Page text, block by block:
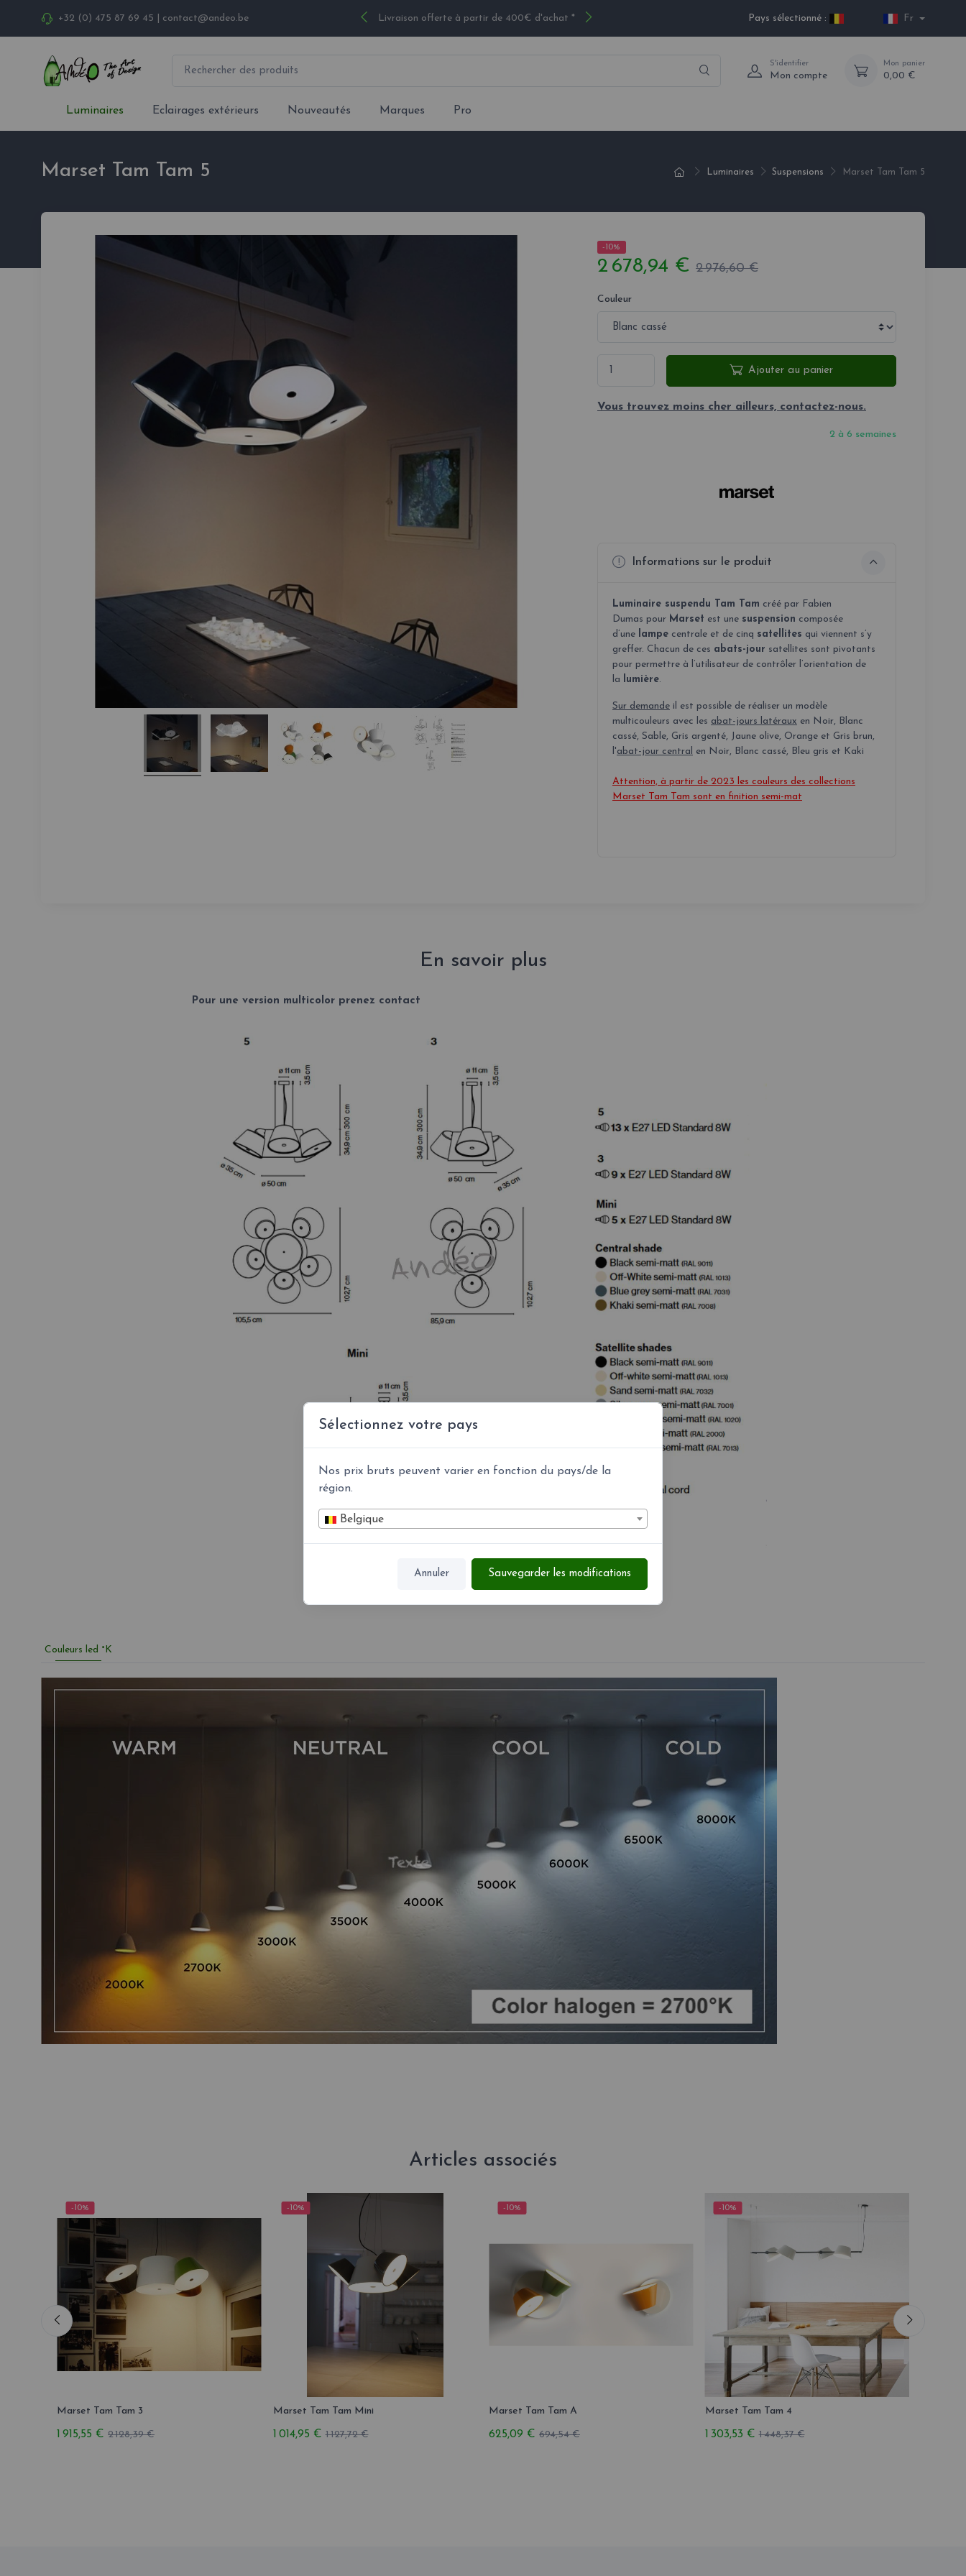
Sélectionnez votre pays
Nos prix bruts peuvent varier en fonction du pays/de la
région.
Belgique
Annuler Sauvegarder les modifications
+32 (0) 475 87 69 45 contact@andeo.be Livraison offerte à partir de 400€ d'achat * Pays sélectionné : Fr
S'identifier
Mon compte
Mon panier
0,00 €
Luminaires Eclairages extérieurs Nouveautés Marques Pro
Luminaires Suspensions Marset Tam Tam 5
Marset Tam Tam 5
-10%
2 678,94 € 2 976,60 €
Couleur
Ajouter au panier
Vous trouvez moins cher ailleurs, contactez-nous.
2 à 6 semaines
Informations sur le produit
Luminaire suspendu Tam Tam créé par Fabien
Dumas pour Marset est une suspension composée
d’une lampecentrale et de cinq satellites qui viennent s’y
greffer. Chacun de ces abats-jour satellites sont pivotants
pour permettre à l’utilisateur de contrôler l’orientation de
la
lumière.
Sur demandeil est possible de réaliser un modèle
multicouleurs avec les abat-jours latéraux en Noir, Blanc
cassé, Sable, Gris argenté, Jaune olive, Orange et Gris brun,
l'abat-jour central en Noir, Blanc cassé, Bleu gris et Kaki
Attention, à partir de 2023 les couleurs des collections
Marset Tam Tam sont en finition semi-mat
En savoir plus
Pour une version multicolor prenez contact
Couleurs led °K
Articles associés
-10%
Marset Tam Tam 3
1 915,55 € 2 128,39 €
-10%
Marset Tam Tam Mini
1 014,95 € 1 127,72 €
-10%
Marset Tam Tam A
625,09 € 694,54 €
-10%
Marset Tam Tam 4
1 303,53 € 1 448,37 €